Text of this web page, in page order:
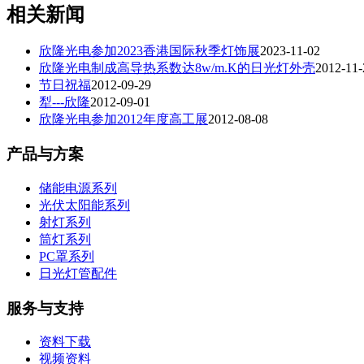
相关新闻
欣隆光电参加2023香港国际秋季灯饰展2023-11-02
欣隆光电制成高导热系数达8w/m.K的日光灯外壳2012-
节日祝福2012-09-29
犁---欣隆2012-09-01
欣隆光电参加2012年度高工展2012-08-08
产品与方案
储能电源系列
光伏太阳能系列
射灯系列
筒灯系列
PC罩系列
日光灯管配件
服务与支持
资料下载
视频资料